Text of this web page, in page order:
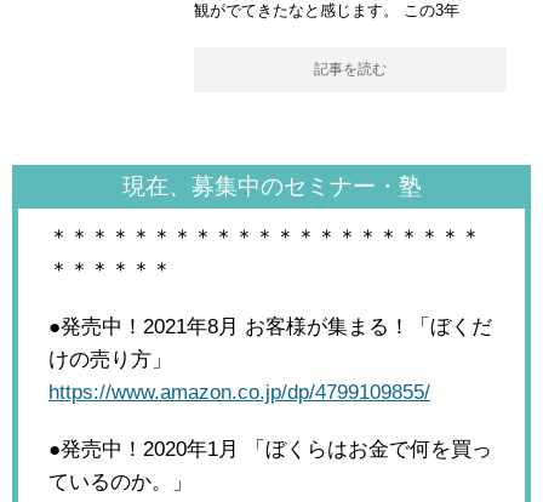
観がでてきたなと感じます。 この3年
記事を読む
現在、募集中のセミナー・塾
＊＊＊＊＊＊＊＊＊＊＊＊＊＊＊＊＊＊＊＊＊
＊＊＊＊＊＊
●発売中！2021年8月 お客様が集まる！「ぼくだ
けの売り方」
https://www.amazon.co.jp/dp/4799109855/
●発売中！2020年1月
「ぼくらはお金で何を買っ
ているのか。」